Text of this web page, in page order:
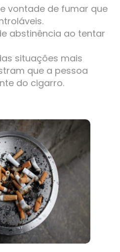
vontade de fumar que
abstinência ao tentar
situações mais
que a pessoa
do cigarro.